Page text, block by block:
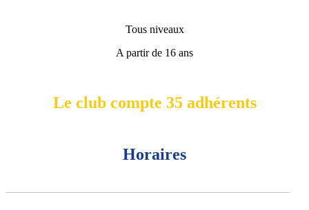
Tous niveaux
A partir de 16 ans
Le club compte 35 adhérents
Horaires